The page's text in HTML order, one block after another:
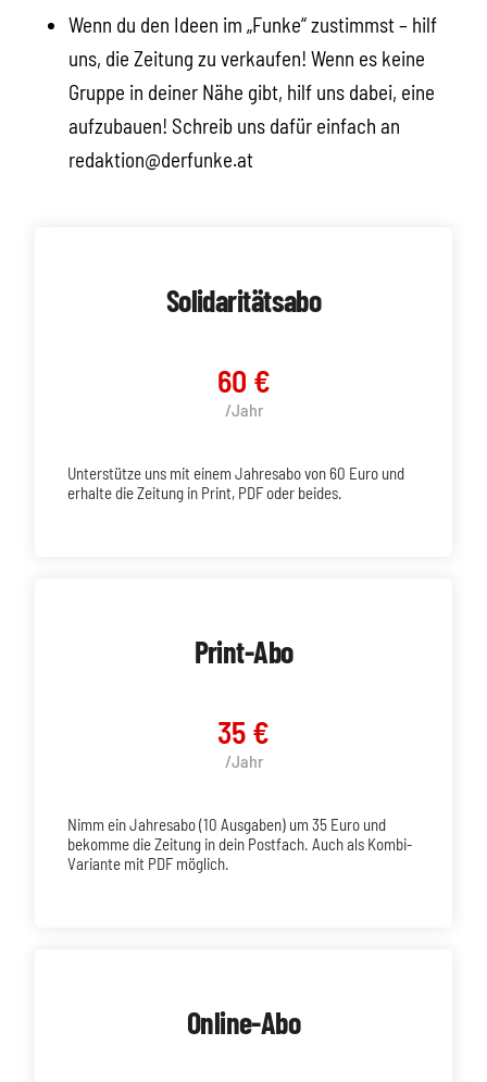
Wenn du den Ideen im „Funke“ zustimmst – hilf
uns, die Zeitung zu verkaufen! Wenn es keine
Gruppe in deiner Nähe gibt, hilf uns dabei, eine
aufzubauen! Schreib uns dafür einfach an
redaktion@derfunke.at
Solidaritätsabo
60 €
/Jahr
Unterstütze uns mit einem Jahresabo von 60 Euro und
erhalte die Zeitung in Print, PDF oder beides.
Print-Abo
35 €
/Jahr
Nimm ein Jahresabo (10 Ausgaben) um 35 Euro und
bekomme die Zeitung in dein Postfach. Auch als Kombi-
Variante mit PDF möglich.
Online-Abo